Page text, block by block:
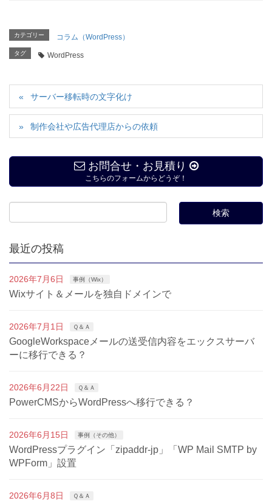
カテゴリー コラム（WordPress）
タグ WordPress
サーバー移転時の文字化け
制作会社や広告代理店からの依頼
お問合せ・お見積り
こちらのフォームからどうぞ！
最近の投稿
2026年7月6日 事例（Wix）
Wixサイト＆メールを独自ドメインで
2026年7月1日 Ｑ＆Ａ
GoogleWorkspaceメールの送受信内容をエックスサーバ
ーに移行できる？
2026年6月22日 Ｑ＆Ａ
PowerCMSからWordPressへ移行できる？
2026年6月15日 事例（その他）
WordPressプラグイン「zipaddr-jp」「WP Mail SMTP by
WPForm」設置
2026年6月8日 Ｑ＆Ａ